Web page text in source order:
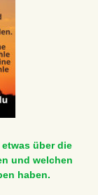
über die
und welchen
haben.